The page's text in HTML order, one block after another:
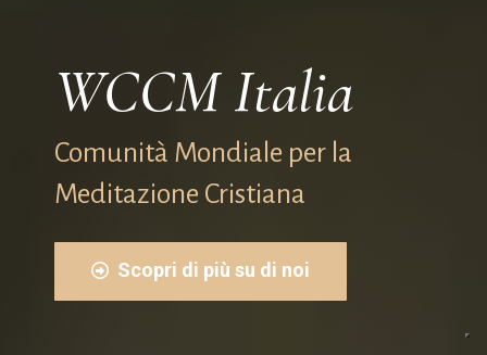
WCCM Italia
Comunità Mondiale per la
Meditazione Cristiana
Scopri di più su di noi